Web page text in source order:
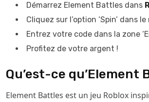
Démarrez Element Battles dans
Cliquez sur l’option ‘Spin’ dans
Entrez votre code dans la zone
Profitez de votre argent !
Qu’est-ce qu’Element
Element Battles est un jeu Roblox